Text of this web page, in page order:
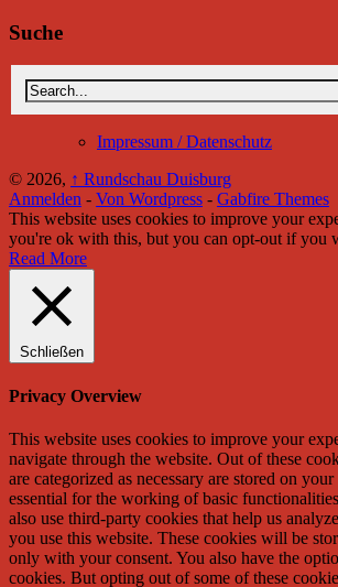
Suche
Impressum / Datenschutz
© 2026, ↑ Rundschau Duisburg
Anmelden - Von Wordpress - Gabfire Themes
This website uses cookies to improve your
you're ok with this, but you can opt-out if you
Read More
Schließen
Privacy Overview
This website uses cookies to improve your
navigate through the website. Out of these
are categorized as necessary are stored on
essential for the working of basic
also use third-party cookies that help us
you use this website. These cookies will be
only with your consent. You also have the
cookies. But opting out of some of these